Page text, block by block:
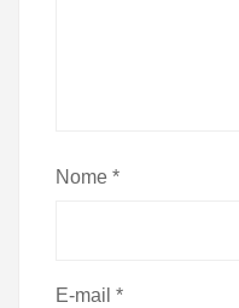
Nome *
E-mail *